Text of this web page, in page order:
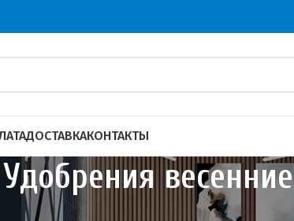
ДОСТАВКАКОНТАКТЫ
Удобрения весенние
Удобрения
Удобрения весенние